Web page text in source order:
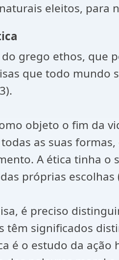
eleitos, para
do grego ethos, que
que todo mundo
objeto o fim da
as suas
A ética tinha o
próprias escolhas
é preciso
têm significados
é o estudo da ação